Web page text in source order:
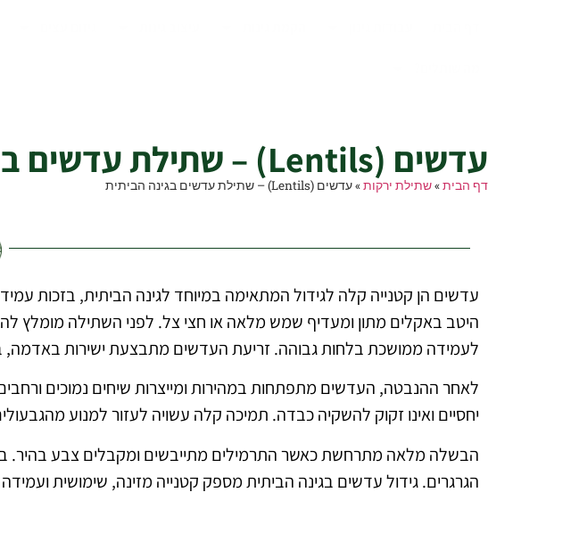
עדשים (Lentils) – שתילת עדשים בגינה הביתית
דף הבית»שתילת ירקות»עדשים (Lentils) – שתילת עדשים בגינה הביתית
עדשים הן קטנייה קלה לגידול המתאימה במיוחד לגינה הביתית, בזכות
היטב באקלים מתון ומעדיף שמש מלאה או חצי צל. לפני השתילה מומלץ
לעמידה ממושכת בלחות גבוהה. זריעת העדשים מתבצעת ישירות באדמה,
לאחר ההנבטה, העדשים מתפתחות במהירות ומייצרות שיחים נמוכים
יחסיים ואינו זקוק להשקיה כבדה. תמיכה קלה עשויה לעזור למנוע
הבשלה מלאה מתרחשת כאשר התרמילים מתייבשים ומקבלים צבע בהיר.
הגרגרים. גידול עדשים בגינה הביתית מספק קטנייה מזינה, שימושית